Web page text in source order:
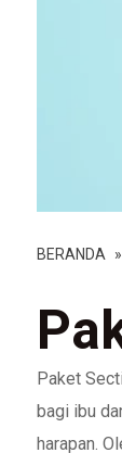
BERANDA »
Paket
bagi ibu
harapan.